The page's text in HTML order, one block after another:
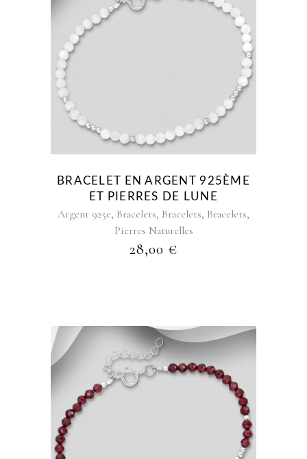
BRACELET EN ARGENT 925ÈME
ET PIERRES DE LUNE
Argent 925e, Bracelets, Bracelets, Bracelets,
Pierres Naturelles
28,00 €